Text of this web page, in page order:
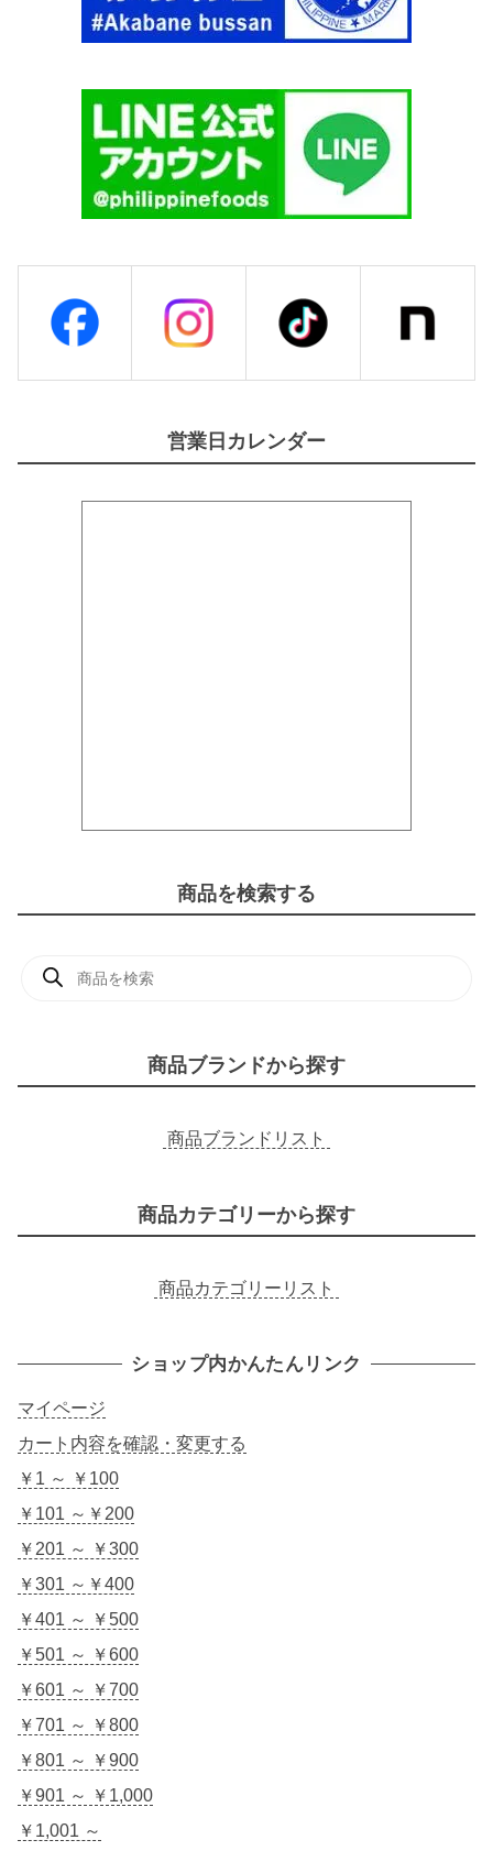
営業日カレンダー
商品を検索する
商品ブランドから探す
商品ブランドリスト
商品カテゴリーから探す
商品カテゴリーリスト
ショップ内かんたんリンク
マイページ
カート内容を確認・変更する
￥1 ～ ￥100
￥101 ～￥200
￥201 ～ ￥300
￥301 ～￥400
￥401 ～ ￥500
￥501 ～ ￥600
￥601 ～ ￥700
￥701 ～ ￥800
￥801 ～ ￥900
￥901 ～ ￥1,000
￥1,001 ～